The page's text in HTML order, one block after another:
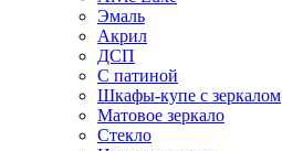
Эмаль
Акрил
ДСП
С патиной
Шкафы-купе с зеркалом
Матовое зеркало
Стекло